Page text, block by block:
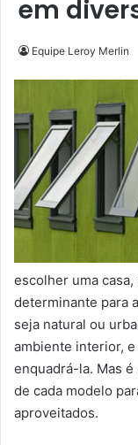
em
Equipe Leroy Merlin
escolher uma
determinante para
seja natural ou
ambiente interior,
enquadrá-la. Mas
de cada modelo
aproveitados.